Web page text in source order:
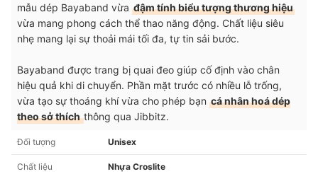
mẫu dép Bayaband vừa đậm tính biểu tượng thương hiệu
vừa mang phong cách thể thao năng động. Chất liệu siêu
nhẹ mang lại sự thoải mái tối đa, tự tin sải bước.
Bayaband được trang bị quai đeo giúp cố định vào chân
hiệu quả khi di chuyển. Phần mặt trước có nhiều lỗ trống,
vừa tạo sự thoáng khí vừa cho phép bạn cá nhân hoá dép
theo sở thíchthông qua Jibbitz.
Đối tượng Unisex
Chất liệu Nhựa Croslite